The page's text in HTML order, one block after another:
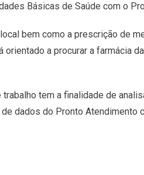
Básicas de Saúde com o
bem como a prescrição de
a procurar a farmácia
tem a finalidade de
dados do Pronto Atendimento